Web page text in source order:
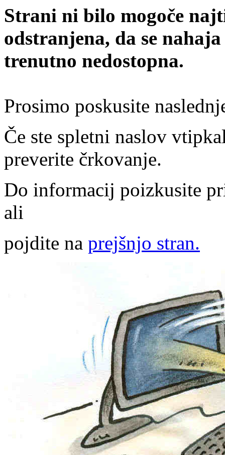
Strani ni bilo mogoče
odstranjena, da se
trenutno nedostopna.
Prosimo poskusite
Če ste spletni naslov
preverite črkovanje.
Do informacij poizkusite
ali
pojdite na prejšnjo stran.